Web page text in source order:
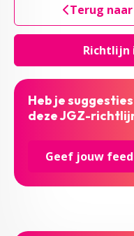
Richtlijn
Terug
Heb je
deze JGZ-
Geef jouw